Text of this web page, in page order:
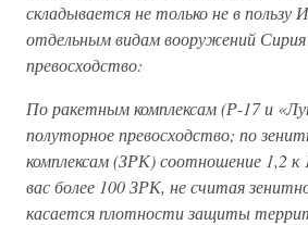
складывается не только не в пользу
отдельным видам вооружений
превосходство:
По ракетным комплексам (Р-17 и
полуторное превосходство; по
комплексам (ЗРК) соотношение 1,2 к
вас более 100 ЗРК, не считая
касается плотности защиты